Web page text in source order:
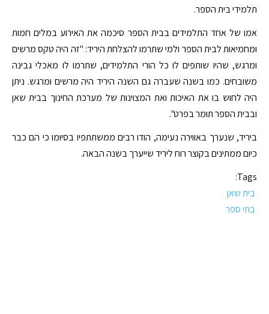
תלמידי בית הספר.
אמו של אחד התלמידים בבית הספר סיכמה את האירוע במלים חמות
ומחמיאות לבית הספר ולמי שתרמו להצלחת היריד: "זה היה טקס מרשים
ומרגש, שהיו שותפים לו כל הורי התלמידים, שתרמו לו מאכלי גבינה
משובחים. כמו בשנה שעברה גם השנה היריד היה מרשים ומרגש. ניתן
היה לחוש בו את האיכות ואת המצוינות של מערכת החינוך בבית שאן
ובבית הספר תומר בפרט".
ביריד, שנערך באווירה נעימה, הודו רבים ממשתתפיו בסיומו כי הם כבר
כיום ממתינים בקוצר רוח ליריד שייערך בשנה הבאה.
Tags:
בית שאן
בתי ספר